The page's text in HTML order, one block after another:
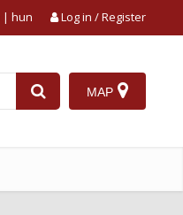
Log in / Register
| hun
MAP